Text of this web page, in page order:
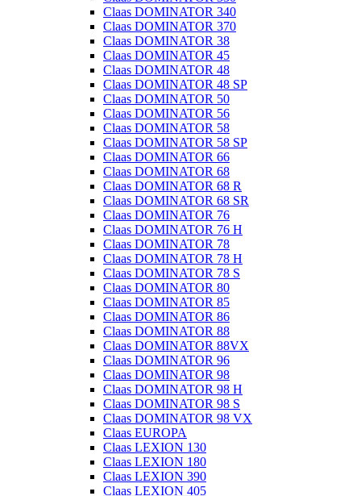
Claas DOMINATOR 340
Claas DOMINATOR 370
Claas DOMINATOR 38
Claas DOMINATOR 45
Claas DOMINATOR 48
Claas DOMINATOR 48 SP
Claas DOMINATOR 50
Claas DOMINATOR 56
Claas DOMINATOR 58
Claas DOMINATOR 58 SP
Claas DOMINATOR 66
Claas DOMINATOR 68
Claas DOMINATOR 68 R
Claas DOMINATOR 68 SR
Claas DOMINATOR 76
Claas DOMINATOR 76 H
Claas DOMINATOR 78
Claas DOMINATOR 78 H
Claas DOMINATOR 78 S
Claas DOMINATOR 80
Claas DOMINATOR 85
Claas DOMINATOR 86
Claas DOMINATOR 88
Claas DOMINATOR 88VX
Claas DOMINATOR 96
Claas DOMINATOR 98
Claas DOMINATOR 98 H
Claas DOMINATOR 98 S
Claas DOMINATOR 98 VX
Claas EUROPA
Claas LEXION 130
Claas LEXION 180
Claas LEXION 390
Claas LEXION 405